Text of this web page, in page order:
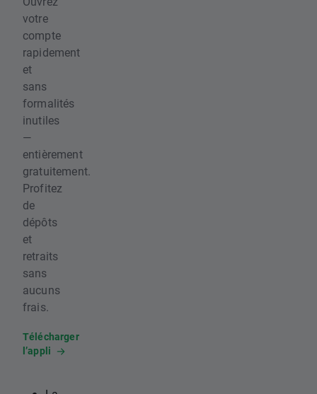
votre
compte
rapidement
et
sans
formalités
inutiles
—
entièrement
gratuitement.
Profitez
de
dépôts
et
retraits
sans
aucuns
frais.
Télécharger
l’appli